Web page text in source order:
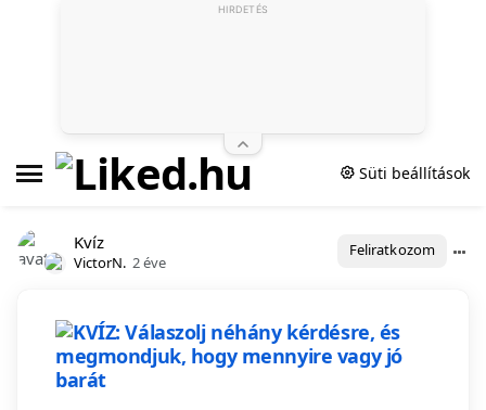
Süti beállítások
Kvíz
VictorN. 2 éve
Feliratkozom
HIRDETÉS